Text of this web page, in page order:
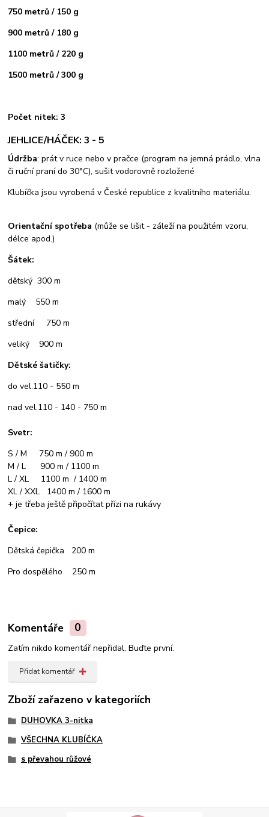
750 metrů / 150 g
900 metrů / 180 g
1100 metrů / 220 g
1500 metrů / 300 g
Počet nitek: 3
JEHLICE/HÁČEK: 3 - 5
Údržba: prát v ruce nebo v pračce (program na jemná prádlo, vlna
či ruční praní do 30°C), sušit vodorovně rozložené
Klubíčka jsou vyrobená v České republice z kvalitního materiálu.
Orientační spotřeba (může se lišit - záleží na použitém vzoru,
délce apod.)
Šátek:
dětský 300 m
malý 550 m
střední 750 m
veliký 900 m
Dětské šatičky:
do vel.110 - 550 m
nad vel.110 - 140 - 750 m
Svetr:
S / M 750 m / 900 m
M / L 900 m / 1100 m
L / XL 1100 m / 1400 m
XL / XXL 1400 m / 1600 m
+ je třeba ještě připočítat přízi na rukávy
Čepice:
Dětská čepička 200 m
Pro dospělého 250 m
Komentáře 0
Zatím nikdo komentář nepřidal. Buďte první.
Přidat komentář
Zboží zařazeno v kategoriích
DUHOVKA 3-nitka
VŠECHNA KLUBÍČKA
s převahou růžové